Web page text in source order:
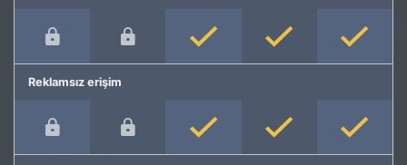
Reklamsız erişim